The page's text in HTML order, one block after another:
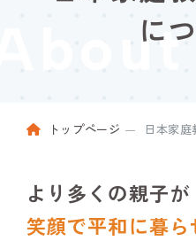
に
トップページ 日本家
より多くの親子が
笑顔で平和に暮ら